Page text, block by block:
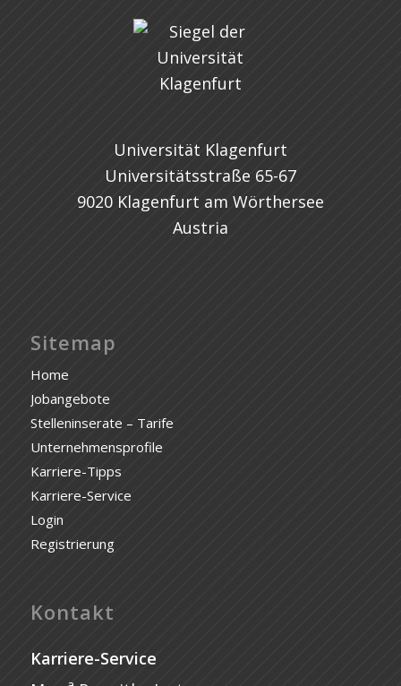
Universität Klagenfurt
Universitätsstraße 65-67
9020 Klagenfurt am Wörthersee
Austria
Sitemap
Home
Jobangebote
Stelleninserate – Tarife
Unternehmensprofile
Karriere-Tipps
Karriere-Service
Login
Registrierung
Kontakt
Karriere-Service